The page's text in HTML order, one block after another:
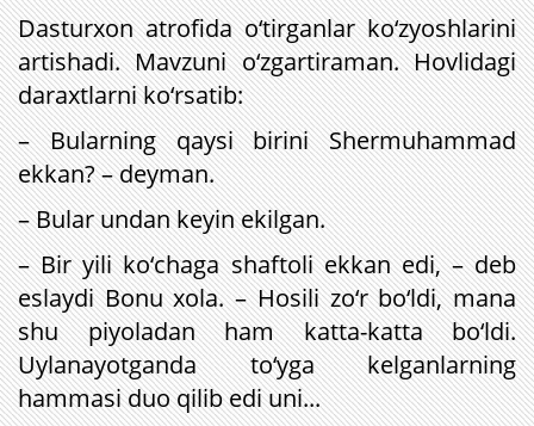
Dasturxon atrofida o‘tirganlar ko‘zyoshlarini
artishadi. Mavzuni o‘zgartiraman. Hovlidagi
daraxtlarni ko‘rsatib:
– Bularning qaysi birini Shermuhammad
ekkan? – deyman.
– Bular undan keyin ekilgan.
– Bir yili ko‘chaga shaftoli ekkan edi, – deb
eslaydi Bonu xola. – Hosili zo‘r bo‘ldi, mana
shu piyoladan ham katta-katta bo‘ldi.
Uylanayotganda to‘yga kelganlarning
hammasi duo qilib edi uni...